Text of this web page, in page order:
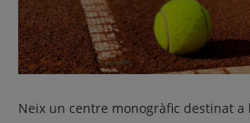
Neix un centre monogràfic destinat a